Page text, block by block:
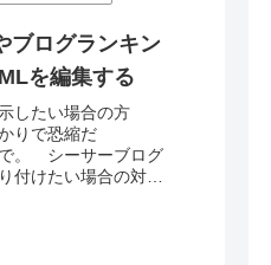
ブログランキン
を編集する
したい場合の方
りで恐縮だ
。 シーサーブログ
付けたい場合の対処